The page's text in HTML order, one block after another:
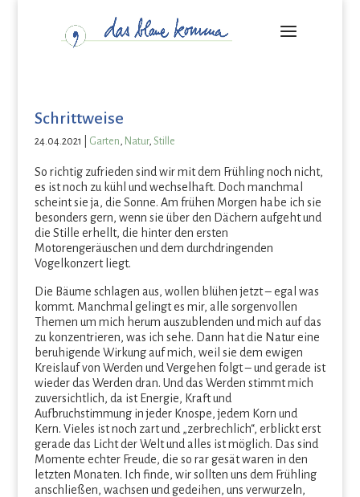
Schrittweise
24.04.2021 Garten, Natur, Stille
So richtig zufrieden sind wir mit dem Frühling noch nicht,
es ist noch zu kühl und wechselhaft. Doch manchmal
scheint sie ja, die Sonne. Am frühen Morgen habe ich sie
besonders gern, wenn sie über den Dächern aufgeht und
die Stille erhellt, die hinter den ersten
Motorengeräuschen und dem durchdringenden
Vogelkonzert liegt.
Die Bäume schlagen aus, wollen blühen jetzt – egal was
kommt. Manchmal gelingt es mir, alle sorgenvollen
Themen um mich herum auszublenden und mich auf das
zu konzentrieren, was ich sehe. Dann hat die Natur eine
beruhigende Wirkung auf mich, weil sie dem ewigen
Kreislauf von Werden und Vergehen folgt – und gerade ist
wieder das Werden dran. Und das Werden stimmt mich
zuversichtlich, da ist Energie, Kraft und
Aufbruchstimmung in jeder Knospe, jedem Korn und
Kern. Vieles ist noch zart und „zerbrechlich“, erblickt erst
gerade das Licht der Welt und alles ist möglich. Das sind
Momente echter Freude, die so rar gesät waren in den
letzten Monaten. Ich finde, wir sollten uns dem Frühling
anschließen, wachsen und gedeihen, uns verwurzeln,